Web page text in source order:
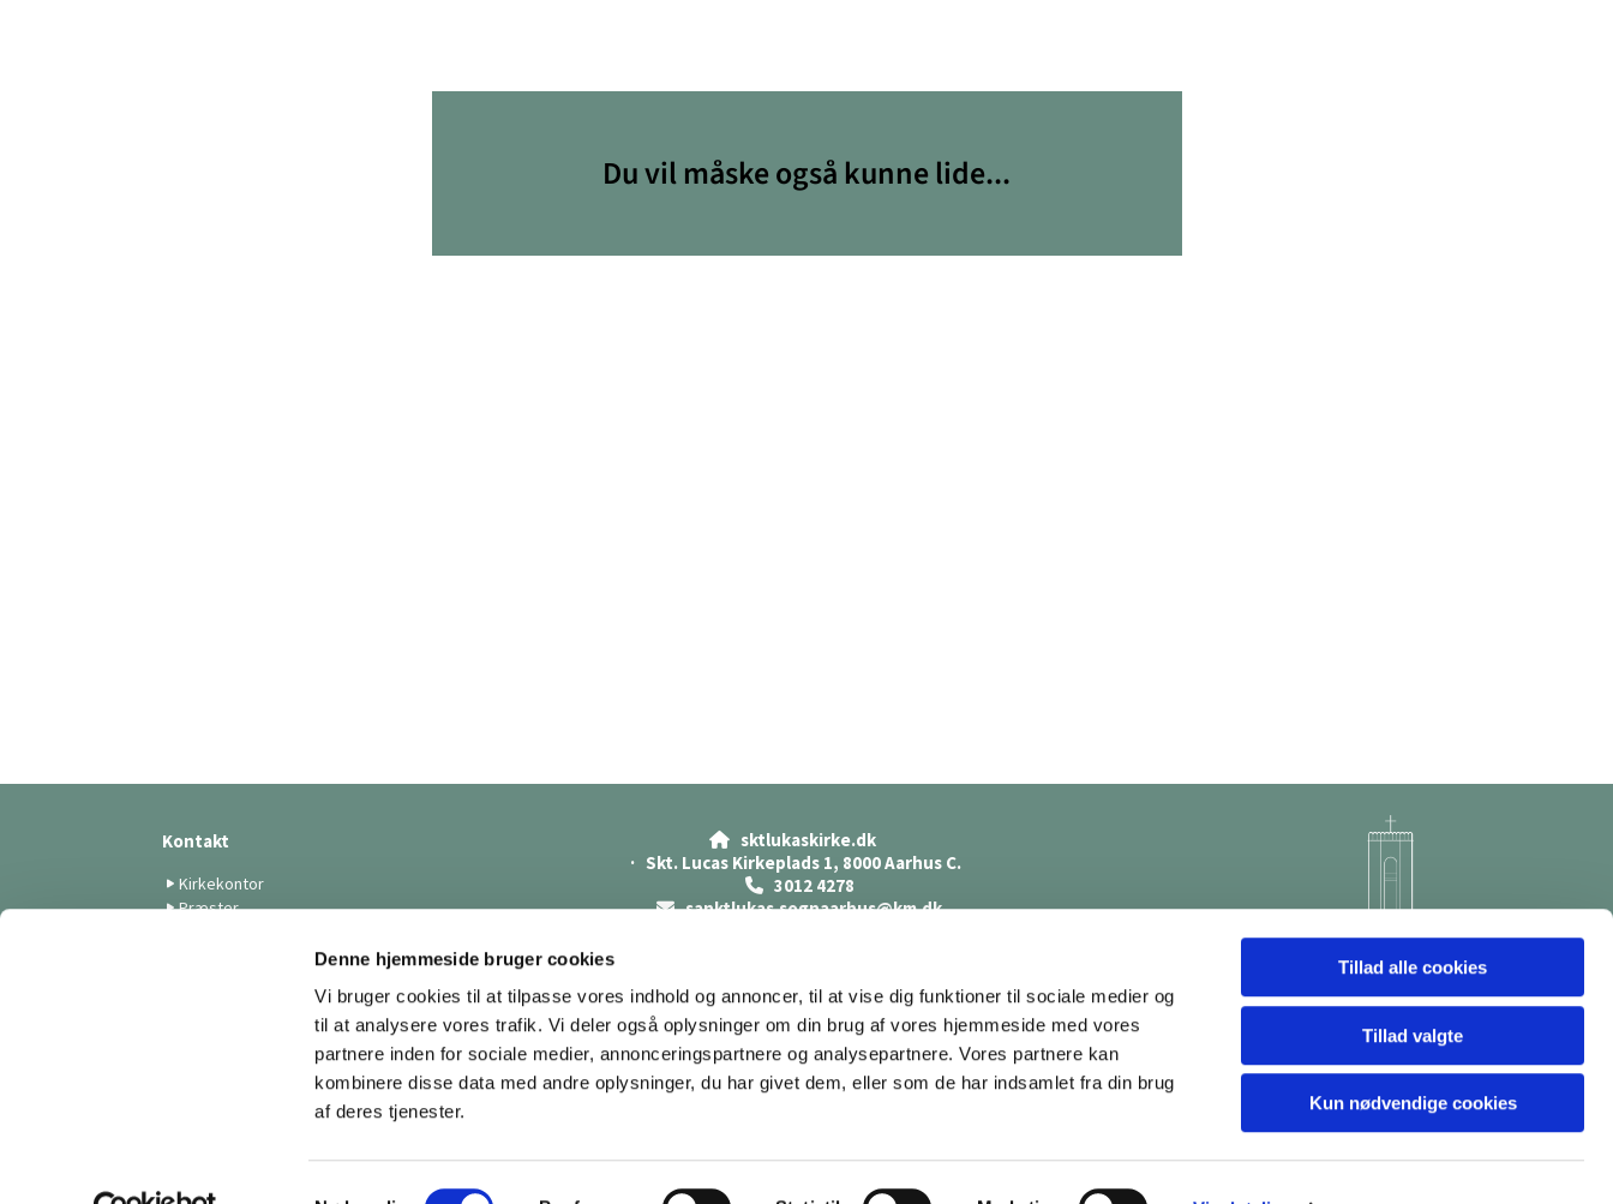
Denne hjemmeside bruger cookies
Vi bruger cookies til at tilpasse vores indhold og annoncer, til at vise dig funktioner til sociale medier og
til at analysere vores trafik. Vi deler også oplysninger om din brug af vores hjemmeside med vores
partnere inden for sociale medier, annonceringspartnere og analysepartnere. Vores partnere kan
kombinere disse data med andre oplysninger, du har givet dem, eller som de har indsamlet fra din brug
af deres tjenester.
Tillad alle cookies
Tillad valgte
Kun nødvendige cookies
Du vil måske også kunne lide...
Kontakt
Kirkekontor
Præster
Tilmelding til nyhedsbreve
sktlukaskirke.dk
· Skt. Lucas Kirkeplads 1, 8000 Aarhus C.
3012 4278
sanktlukas.sognaarhus@km.dk